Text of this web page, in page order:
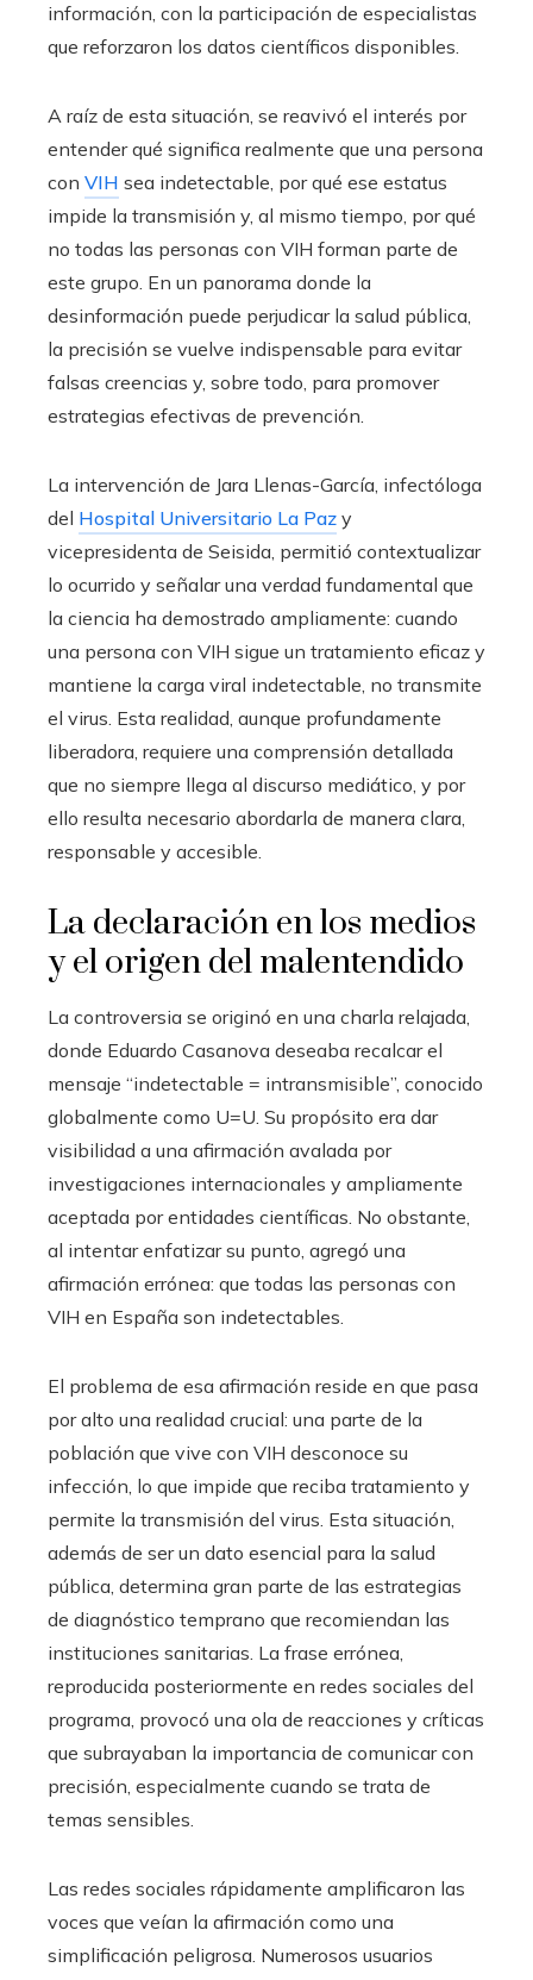
información, con la participación de especialistas
que reforzaron los datos científicos disponibles.
A raíz de esta situación, se reavivó el interés por
entender qué significa realmente que una persona
con VIH sea indetectable, por qué ese estatus
impide la transmisión y, al mismo tiempo, por qué
no todas las personas con VIH forman parte de
este grupo. En un panorama donde la
desinformación puede perjudicar la salud pública,
la precisión se vuelve indispensable para evitar
falsas creencias y, sobre todo, para promover
estrategias efectivas de prevención.
La intervención de Jara Llenas-García, infectóloga
del Hospital Universitario La Paz y
vicepresidenta de Seisida, permitió contextualizar
lo ocurrido y señalar una verdad fundamental que
la ciencia ha demostrado ampliamente: cuando
una persona con VIH sigue un tratamiento eficaz y
mantiene la carga viral indetectable, no transmite
el virus. Esta realidad, aunque profundamente
liberadora, requiere una comprensión detallada
que no siempre llega al discurso mediático, y por
ello resulta necesario abordarla de manera clara,
responsable y accesible.
La declaración en los medios
y el origen del malentendido
La controversia se originó en una charla relajada,
donde Eduardo Casanova deseaba recalcar el
mensaje “indetectable = intransmisible”, conocido
globalmente como U=U. Su propósito era dar
visibilidad a una afirmación avalada por
investigaciones internacionales y ampliamente
aceptada por entidades científicas. No obstante,
al intentar enfatizar su punto, agregó una
afirmación errónea: que todas las personas con
VIH en España son indetectables.
El problema de esa afirmación reside en que pasa
por alto una realidad crucial: una parte de la
población que vive con VIH desconoce su
infección, lo que impide que reciba tratamiento y
permite la transmisión del virus. Esta situación,
además de ser un dato esencial para la salud
pública, determina gran parte de las estrategias
de diagnóstico temprano que recomiendan las
instituciones sanitarias. La frase errónea,
reproducida posteriormente en redes sociales del
programa, provocó una ola de reacciones y críticas
que subrayaban la importancia de comunicar con
precisión, especialmente cuando se trata de
temas sensibles.
Las redes sociales rápidamente amplificaron las
voces que veían la afirmación como una
simplificación peligrosa. Numerosos usuarios